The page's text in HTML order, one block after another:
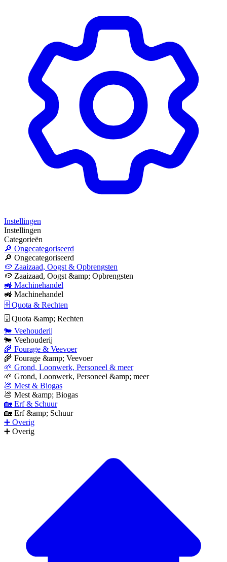
Instellingen
Instellingen
Categorieën
🔎 Ongecategoriseerd
🔎 Ongecategoriseerd
🥔 Zaaizaad, Oogst & Opbrengsten
🥔 Zaaizaad, Oogst &amp; Opbrengsten
🚜 Machinehandel
🚜 Machinehandel
🗄 Quota & Rechten
🗄 Quota &amp; Rechten
🐄 Veehouderij
🐄 Veehouderij
🌾 Fourage & Veevoer
🌾 Fourage &amp; Veevoer
🌱 Grond, Loonwerk, Personeel & meer
🌱 Grond, Loonwerk, Personeel &amp; meer
💩 Mest & Biogas
💩 Mest &amp; Biogas
🏡 Erf & Schuur
🏡 Erf &amp; Schuur
➕ Overig
➕ Overig